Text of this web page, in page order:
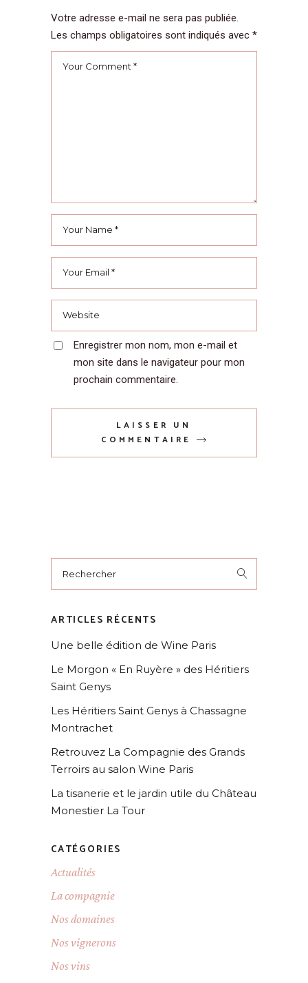
Votre adresse e-mail ne sera pas publiée.
Les champs obligatoires sont indiqués avec *
Enregistrer mon nom, mon e-mail et
mon site dans le navigateur pour mon
prochain commentaire.
LAISSER UN
COMMENTAIRE
ARTICLES RÉCENTS
Une belle édition de Wine Paris
Le Morgon « En Ruyère » des Héritiers
Saint Genys
Les Héritiers Saint Genys à Chassagne
Montrachet
Retrouvez La Compagnie des Grands
Terroirs au salon Wine Paris
La tisanerie et le jardin utile du Château
Monestier La Tour
CATÉGORIES
Actualités
La compagnie
Nos domaines
Nos vignerons
Nos vins